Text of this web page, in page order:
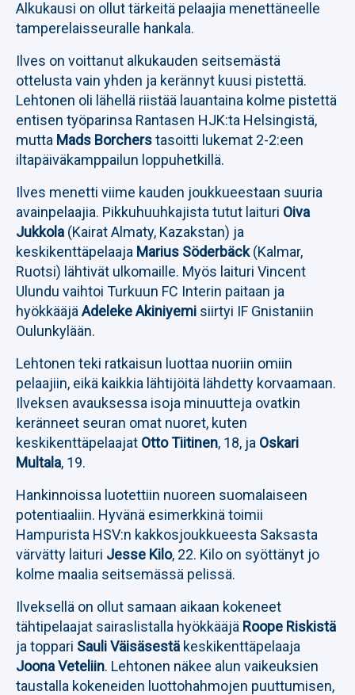
Alkukausi on ollut tärkeitä pelaajia menettäneelle
tamperelaisseuralle hankala.
Ilves on voittanut alkukauden seitsemästä
ottelusta vain yhden ja kerännyt kuusi pistettä.
Lehtonen oli lähellä riistää lauantaina kolme pistettä
entisen työparinsa Rantasen HJK:ta Helsingistä,
mutta Mads Borcherstasoitti lukemat 2-2:een
iltapäiväkamppailun loppuhetkillä.
Ilves menetti viime kauden joukkueestaan suuria
avainpelaajia. Pikkuhuuhkajista tutut laituri Oiva
Jukkola (Kairat Almaty, Kazakstan) ja
keskikenttäpelaaja Marius Söderbäck(Kalmar,
Ruotsi) lähtivät ulkomaille. Myös laituri Vincent
Ulundu vaihtoi Turkuun FC Interin paitaan ja
hyökkääjä Adeleke Akiniyemi siirtyi IF Gnistaniin
Oulunkylään.
Lehtonen teki ratkaisun luottaa nuoriin omiin
pelaajiin, eikä kaikkia lähtijöitä lähdetty korvaamaan.
Ilveksen avauksessa isoja minuutteja ovatkin
keränneet seuran omat nuoret, kuten
keskikenttäpelaajat Otto Tiitinen, 18, ja Oskari
Multala, 19.
Hankinnoissa luotettiin nuoreen suomalaiseen
potentiaaliin. Hyvänä esimerkkinä toimii
Hampurista HSV:n kakkosjoukkueesta Saksasta
värvätty laituri Jesse Kilo, 22. Kilo on syöttänyt jo
kolme maalia seitsemässä pelissä.
Ilveksellä on ollut samaan aikaan kokeneet
tähtipelaajat sairaslistalla hyökkääjä Roope Riskistä
ja toppari Sauli Väisäsestä keskikenttäpelaaja
Joona Veteliin. Lehtonen näkee alun vaikeuksien
taustalla kokeneiden luottohahmojen puuttumisen,